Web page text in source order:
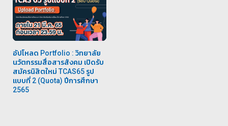
อัปโหลด Portfolio : วิทยาลัย
นวัตกรรมสื่อสารสังคม เปิดรับ
สมัครนิสิตใหม่ TCAS65 รูป
แบบที่ 2 (Quota) ปีการศึกษา
2565